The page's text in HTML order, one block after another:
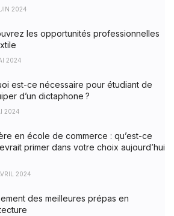
2024
les opportunités professionnelles
2024
est-ce nécessaire pour étudiant de
d’un dictaphone ?
2024
en école de commerce : qu’est-ce
primer dans votre choix aujourd’hui
2024
des meilleures prépas en